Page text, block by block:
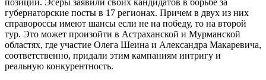
губернаторские посты в 17 регионах. Причем в двух из них
справороссы имеют шансы если не на победу, то на второй
тур. Это может произойти в Астраханской и Мурманской
областях, где участие Олега Шеина и Александра Макаревича,
соответственно, придали этим кампаниям интригу и
реальную конкурентность.